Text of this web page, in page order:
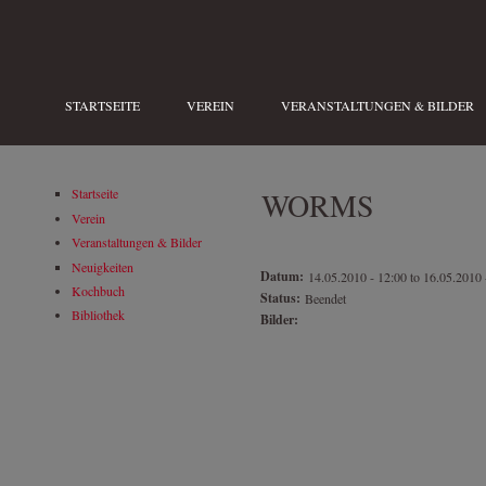
STARTSEITE VEREIN VERANSTALTUNGEN & BILDER
Startseite
Verein
Veranstaltungen & Bilder
Neuigkeiten
Kochbuch
Bibliothek
WORMS
Datum: 14.05.2010 - 12:00to
Status: Beendet
Bilder: